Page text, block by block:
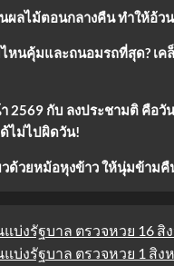
ผลไม้ตอนกลางคืน ทำให้อ้วน
หนคุ้มและถนอมรถที่สุด? เค
2569 กับ ลงประชามติ คือวั
ไม่ไปผิดวัน!
ด้วยหม้อหุงข้าว ให้นุ่มข้ามคื
บ่งรัฐบาล ตรวจหวย 16 สิ
บ่งรัฐบาล ตรวจหวย 1 สิง